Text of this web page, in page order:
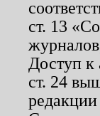
ст. 13
Доступ к
ст. 24
редакции